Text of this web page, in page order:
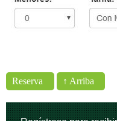
Reserva ↑ Arriba